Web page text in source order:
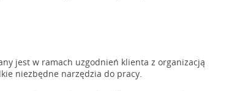
jest w ramach uzgodnień klienta z organizacją
niezbędne narzędzia do pracy.